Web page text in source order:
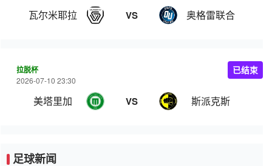
瓦尔米耶拉 VS 奥格雷联合
拉脱杯
2026-07-10 23:30
美塔里加 VS 斯派克斯
已结束
足球新闻